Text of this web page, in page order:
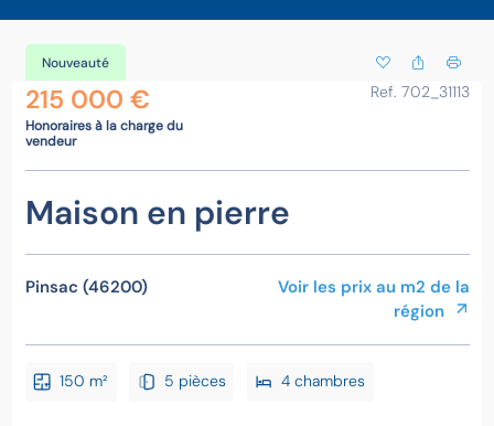
Nouveauté
215 000 €
Honoraires à la charge du
vendeur
Ref. 702_31113
Maison en pierre
Pinsac (46200)
Voir les prix au m2 de la
région
150 m² 5 pièces 4 chambres